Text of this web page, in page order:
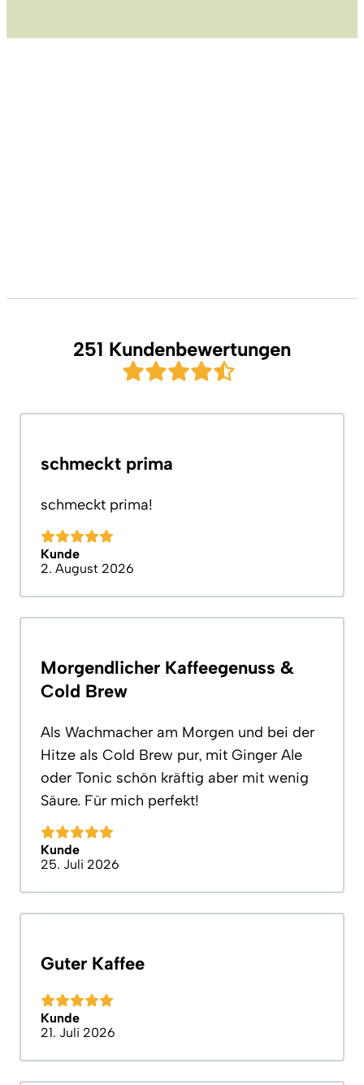
251 Kundenbewertungen
schmeckt prima
schmeckt prima!
Kunde
2. August 2026
Morgendlicher Kaffeegenuss &
Cold Brew
Als Wachmacher am Morgen und bei der
Hitze als Cold Brew pur, mit Ginger Ale
oder Tonic schön kräftig aber mit wenig
Säure. Für mich perfekt!
Kunde
25. Juli 2026
Guter Kaffee
Kunde
21. Juli 2026